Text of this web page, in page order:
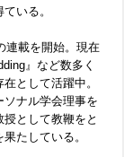
いる。
連載を開始。現在
』など数多く
として活躍中。
ソナル学会理事を
として教鞭をと
たしている。